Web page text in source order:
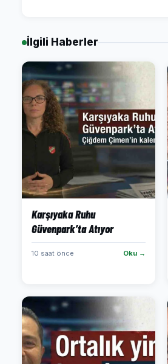
İlgili Haberler
Karşıyaka Ruhu
Güvenpark’ta Atıyor
10 saat önce Oku →